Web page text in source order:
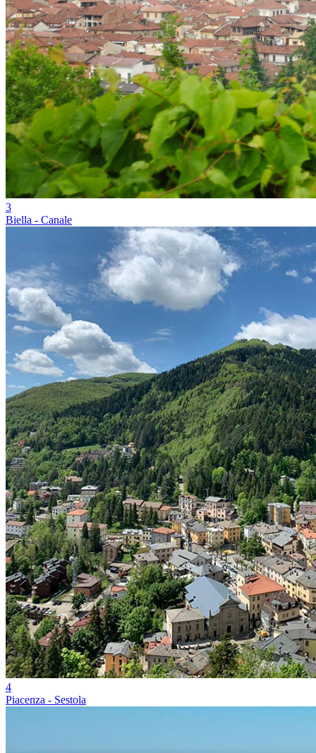
3
Biella - Canale
4
Piacenza - Sestola